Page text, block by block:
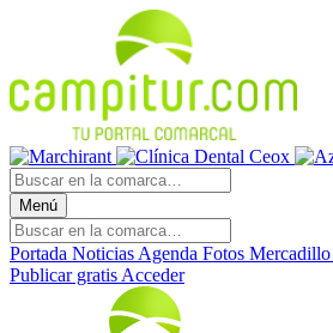
Menú
Portada Noticias Agenda Fotos Mercadillo
Publicar gratis Acceder